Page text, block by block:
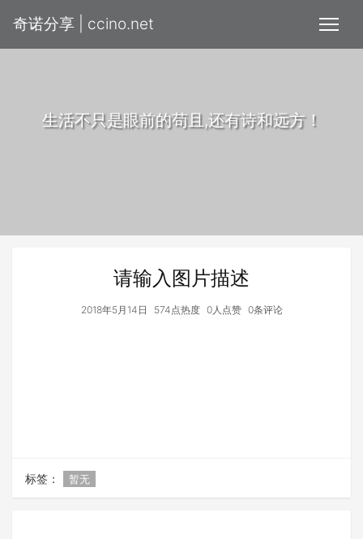
奇诺分享 | ccino.net
生活不只是眼前的苟且,还有诗和远方！
请输入图片描述
2018年5月14日 574点热度 0人点赞 0条评论
标签： 暂无